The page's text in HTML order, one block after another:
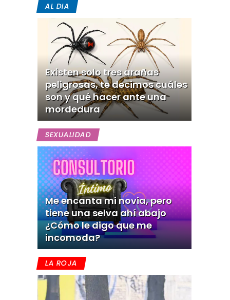
AL DIA
Existen solo tres arañas
peligrosas, te decimos cuáles
son y qué hacer ante una
mordedura
SEXUALIDAD
Me encanta mi novia, pero
tiene una selva ahí abajo
¿Cómo le digo que me
incomoda?
LA ROJA